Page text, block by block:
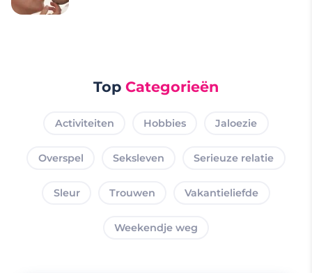
Top Categorieën
Activiteiten Hobbies Jaloezie
Overspel Seksleven Serieuze relatie
Sleur Trouwen Vakantieliefde
Weekendje weg